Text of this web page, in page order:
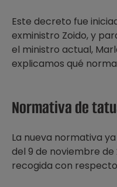
Este decreto fue
exministro Zoido, y
el ministro actual,
explicamos qué
Normativa de
La nueva normativa
del 9 de noviembre de
recogida con